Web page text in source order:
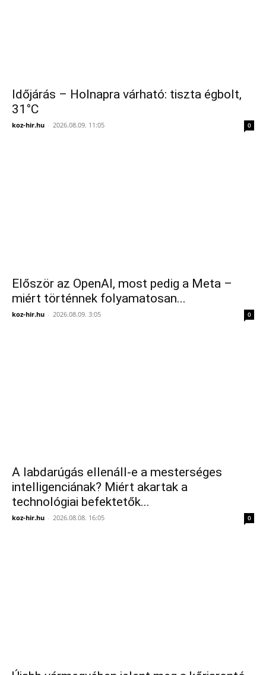
Időjárás – Holnapra várható: tiszta égbolt,
31°C
koz-hir.hu - 2026.08.09. 11:05 0
Először az OpenAI, most pedig a Meta –
miért történnek folyamatosan...
koz-hir.hu - 2026.08.09. 3:05 0
A labdarúgás ellenáll-e a mesterséges
intelligenciának? Miért akartak a
technológiai befektetők...
koz-hir.hu - 2026.08.08. 16:05 0